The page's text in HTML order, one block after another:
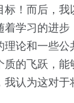
标！而后，
学习的进步
论和一些公
的飞跃，能
认为这对于